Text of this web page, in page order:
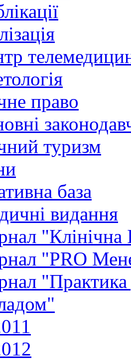
право
туризм
база
видання
"Клінічна
"PRO
"Практика